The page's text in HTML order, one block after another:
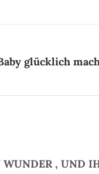
glücklich
, UND